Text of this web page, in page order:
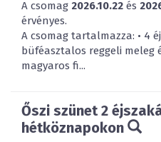
A csomag 2026.10.22 és
érvényes.
A csomag tartalmazza: • 4
büféasztalos reggeli meleg
magyaros fi...
Őszi szünet 2
hétköznapokon